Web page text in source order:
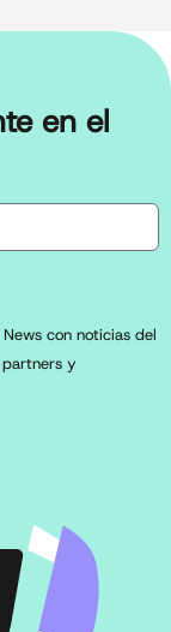
en el
con noticias del
y